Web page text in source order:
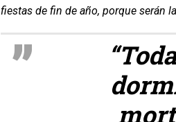
fiestas de fin de año, porque serán